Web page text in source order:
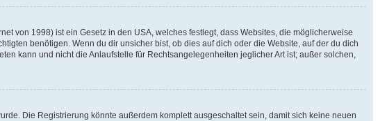
von 1998) ist ein Gesetz in den USA, welches festlegt, dass Websites, die möglicherweise
benötigen. Wenn du dir unsicher bist, ob dies auf dich oder die Website, auf der du dich
kann und nicht die Anlaufstelle für Rechtsangelegenheiten jeglicher Art ist; außer solchen,
Die Registrierung könnte außerdem komplett ausgeschaltet sein, damit sich keine neuen